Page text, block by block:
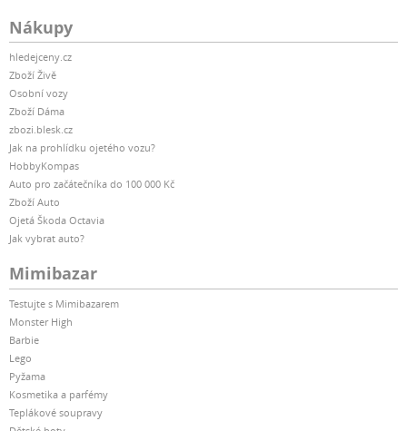
Nákupy
hledejceny.cz
Zboží Živě
Osobní vozy
Zboží Dáma
zbozi.blesk.cz
Jak na prohlídku ojetého vozu?
HobbyKompas
Auto pro začátečníka do 100 000 Kč
Zboží Auto
Ojetá Škoda Octavia
Jak vybrat auto?
Mimibazar
Testujte s Mimibazarem
Monster High
Barbie
Lego
Pyžama
Kosmetika a parfémy
Teplákové soupravy